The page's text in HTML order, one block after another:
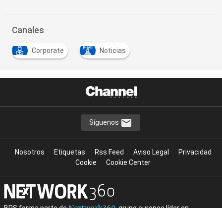
Canales
Corporate Noticias
Síguenos
Nosotros Etiquetas Rss Feed Aviso Legal
Privacidad
Cookie
Cookie Center